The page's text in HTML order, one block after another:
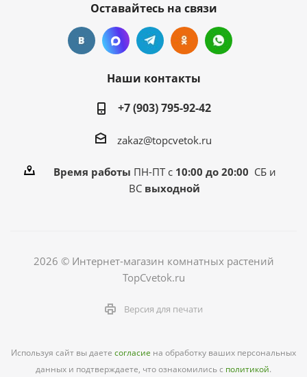
Оставайтесь на связи
Наши контакты
+7 (903) 795-92-42
zakaz@topcvetok.ru
Время работы ПН-ПТ с 10:00 до 20:00 СБ и
ВС выходной
2026 © Интернет-магазин комнатных растений
TopCvetok.ru
Версия для печати
Используя сайт вы даете согласие на обработку ваших персональных
данных и подтверждаете, что ознакомились с политикой.